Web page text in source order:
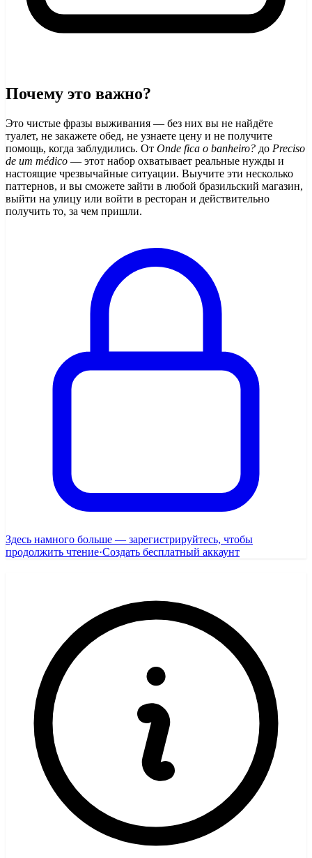
Почему это важно?
Это чистые фразы выживания — без них вы не найдёте
туалет, не закажете обед, не узнаете цену и не получите
помощь, когда заблудились. От Onde fica o banheiro? до Preciso
de um médico — этот набор охватывает реальные нужды и
настоящие чрезвычайные ситуации. Выучите эти несколько
паттернов, и вы сможете зайти в любой бразильский магазин,
выйти на улицу или войти в ресторан и действительно
получить то, за чем пришли.
Здесь намного больше — зарегистрируйтесь, чтобы
продолжить чтение·Создать бесплатный аккаунт